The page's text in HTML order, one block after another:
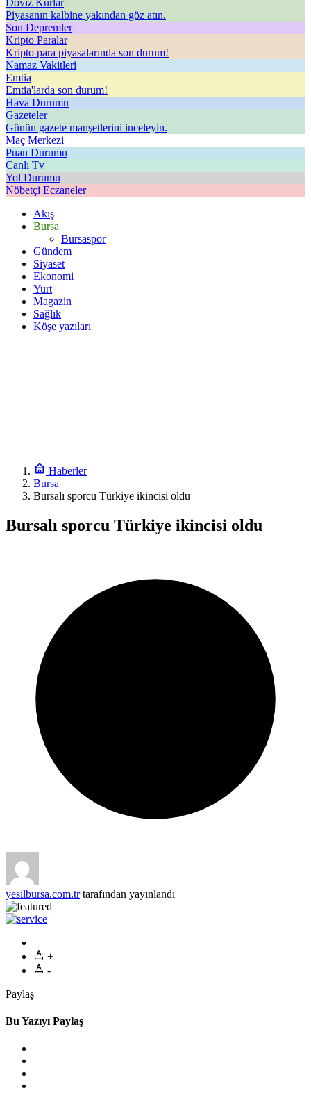
Döviz Kurlar
Piyasanın kalbine yakından göz atın.
Son Depremler
Kripto Paralar
Kripto para piyasalarında son durum!
Namaz Vakitleri
Emtia
Emtia'larda son durum!
Hava Durumu
Gazeteler
Günün gazete manşetlerini inceleyin.
Maç Merkezi
Puan Durumu
Canlı Tv
Yol Durumu
Nöbetçi Eczaneler
Akış
Bursa
Bursaspor
Gündem
Siyaset
Ekonomi
Yurt
Magazin
Sağlık
Köşe yazıları
Haberler
Bursa
Bursalı sporcu Türkiye ikincisi oldu
Bursalı sporcu Türkiye ikincisi oldu
yesilbursa.com.trtarafından yayınlandı
+
-
Paylaş
Bu Yazıyı Paylaş